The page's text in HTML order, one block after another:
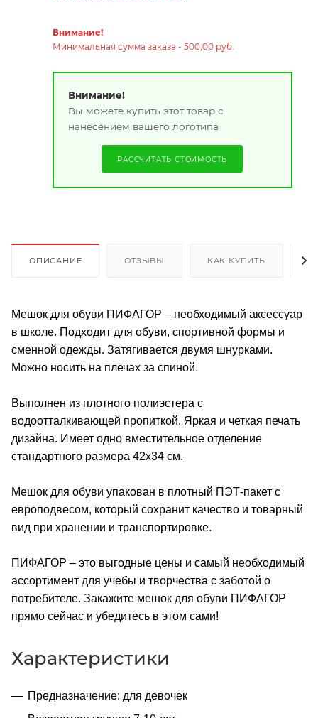
Внимание!
Минимальная сумма заказа - 500,00 руб.
Внимание!
Вы можете купить этот товар с
нанесением вашего логотипа
РАССЧИТАТЬ СТОИМОСТЬ
ОПИСАНИЕ ОТЗЫВЫ КАК КУПИТЬ
Мешок для обуви ПИФАГОР – необходимый аксессуар
в школе. Подходит для обуви, спортивной формы и
сменной одежды. Затягивается двумя шнурками.
Можно носить на плечах за спиной.
Выполнен из плотного полиэстера с
водоотталкивающей пропиткой. Яркая и четкая печать
дизайна. Имеет одно вместительное отделение
стандартного размера 42х34 см.
Мешок для обуви упакован в плотный ПЭТ-пакет с
европодвесом, который сохранит качество и товарный
вид при хранении и транспортировке.
ПИФАГОР – это выгодные цены и самый необходимый
ассортимент для учебы и творчества с заботой о
потребителе. Закажите мешок для обуви ПИФАГОР
прямо сейчас и убедитесь в этом сами!
Характеристики
Предназначение: для девочек